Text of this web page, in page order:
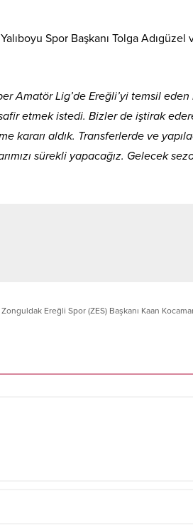
Spor Başkanı Tolga Adıgüzel
Amatör Lig’de Ereğli’yi temsil
etmek istedi. Bizler de iştirak
kararı aldık. Transferlerde ve
sürekli yapacağız. Gelecek
Zonguldak Ereğli Spor (ZES) Başkanı Kaan